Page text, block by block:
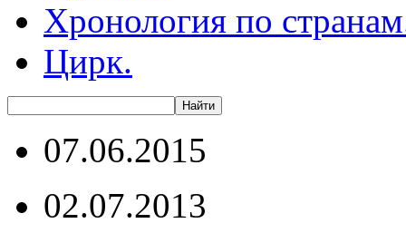
Хронология по
Цирк.
07.06.2015
02.07.2013